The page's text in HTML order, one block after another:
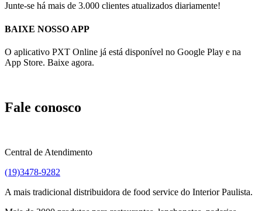
Junte-se há mais de 3.000 clientes atualizados diariamente!
BAIXE NOSSO APP
O aplicativo PXT Online já está disponível no Google Play e na
App Store. Baixe agora.
Fale conosco
Central de Atendimento
(19)3478-9282
A mais tradicional distribuidora de food service do Interior Paulista.